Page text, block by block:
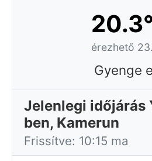
érezhető
Gyenge
Jelenlegi időjárás
ben, Kamerun
Frissítve: 10:15 ma